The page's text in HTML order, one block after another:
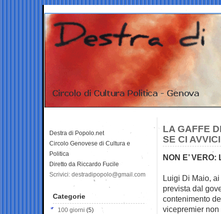
LA GAFFE
SE CI
NON E’ VERO:
Luigi Di Maio,
prevista dal
contenimento
vicepremier
Destra di Popolo.net
Circolo Genovese di Cultura e
Politica
Diretto da Riccardo Fucile
Scrivici: destradipopolo@gmail.com
Categorie
100 giorni (5)